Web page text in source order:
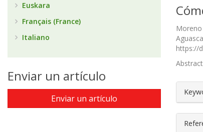
https://
Euskara
Français (France)
Italiano
Enviar un artículo
Enviar un artículo